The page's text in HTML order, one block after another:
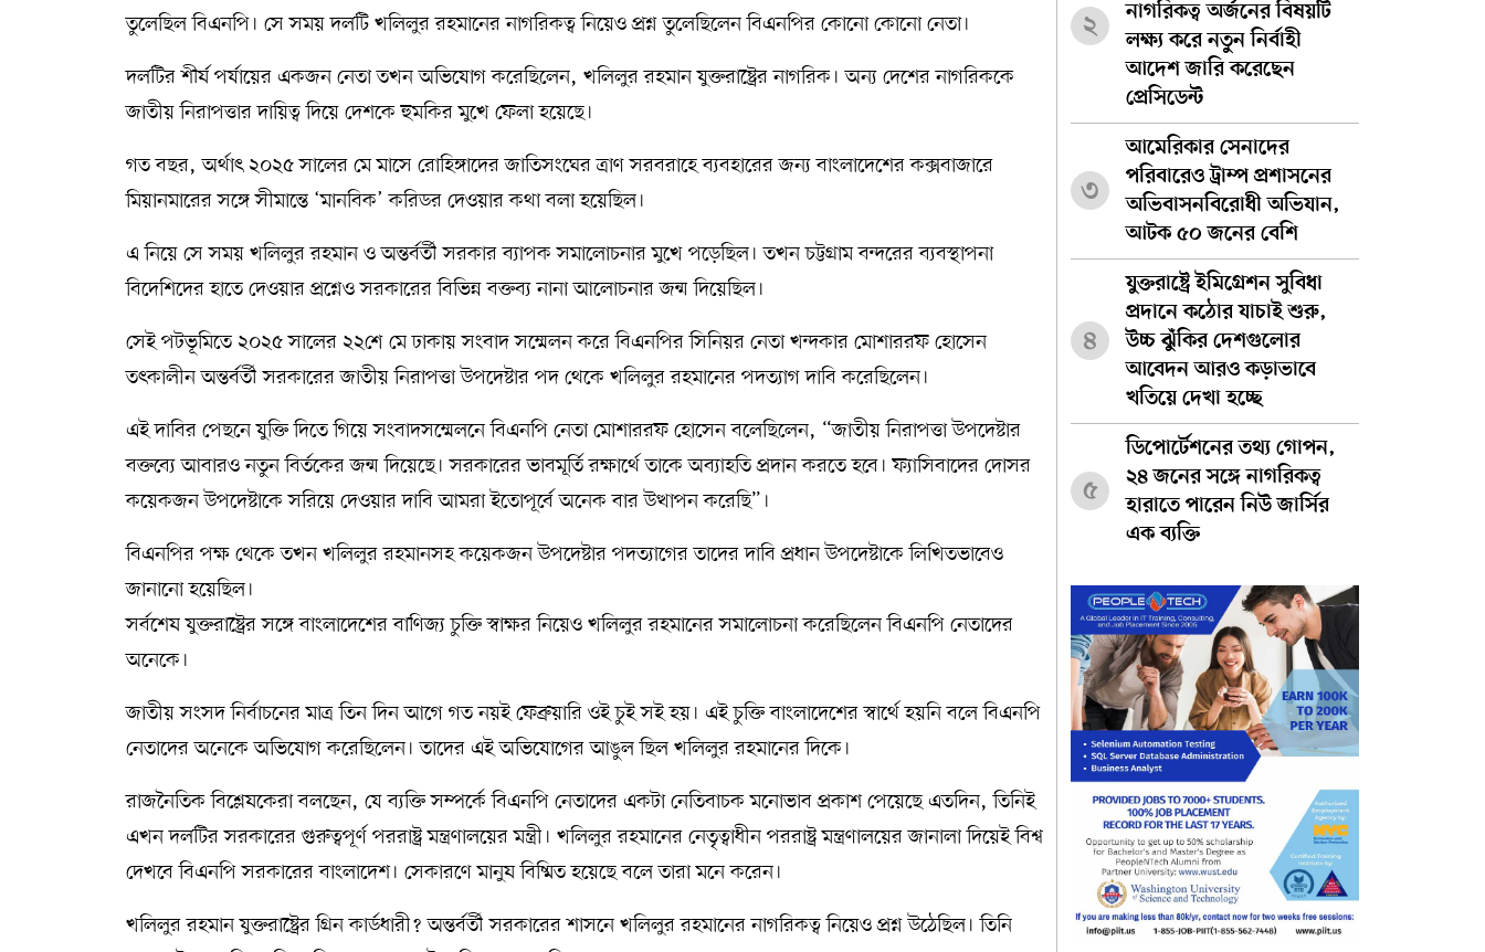
তুলেছিল বিএনপি। সে সময় দলটি খলিলুর রহমানের নাগরিকত্ব নিয়েও প্রশ্ন তুলেছিলেন বিএনপির কোনো কোনো নেতা।
দলটির শীর্ষ পর্যায়ের একজন নেতা তখন অভিযোগ করেছিলেন, খলিলুর রহমান যুক্তরাষ্ট্রের নাগরিক। অন্য দেশের নাগরিককে
জাতীয় নিরাপত্তার দায়িত্ব দিয়ে দেশকে হুমকির মুখে ফেলা হয়েছে।
গত বছর, অর্থাৎ ২০২৫ সালের মে মাসে রোহিঙ্গাদের জাতিসংঘের ত্রাণ সরবরাহে ব্যবহারের জন্য বাংলাদেশের কক্সবাজারে
মিয়ানমারের সঙ্গে সীমান্তে ‘মানবিক’ করিডর দেওয়ার কথা বলা হয়েছিল।
এ নিয়ে সে সময় খলিলুর রহমান ও অন্তর্বর্তী সরকার ব্যাপক সমালোচনার মুখে পড়েছিল। তখন চট্টগ্রাম বন্দরের ব্যবস্থাপনা
বিদেশিদের হাতে দেওয়ার প্রশ্নেও সরকারের বিভিন্ন বক্তব্য নানা আলোচনার জন্ম দিয়েছিল।
সেই পটভূমিতে ২০২৫ সালের ২২শে মে ঢাকায় সংবাদ সম্মেলন করে বিএনপির সিনিয়র নেতা খন্দকার মোশাররফ হোসেন
তৎকালীন অন্তর্বর্তী সরকারের জাতীয় নিরাপত্তা উপদেষ্টার পদ থেকে খলিলুর রহমানের পদত্যাগ দাবি করেছিলেন।
এই দাবির পেছনে যুক্তি দিতে গিয়ে সংবাদসম্মেলনে বিএনপি নেতা মোশাররফ হোসেন বলেছিলেন, “জাতীয় নিরাপত্তা উপদেষ্টার
বক্তব্যে আবারও নতুন বির্তকের জন্ম দিয়েছে। সরকারের ভাবমূর্তি রক্ষার্থে তাকে অব্যাহতি প্রদান করতে হবে। ফ্যাসিবাদের দোসর
কয়েকজন উপদেষ্টাকে সরিয়ে দেওয়ার দাবি আমরা ইতোপূর্বে অনেক বার উত্থাপন করেছি”।
বিএনপির পক্ষ থেকে তখন খলিলুর রহমানসহ কয়েকজন উপদেষ্টার পদত্যাগের তাদের দাবি প্রধান উপদেষ্টাকে লিখিতভাবেও
জানানো হয়েছিল।
সর্বশেষ যুক্তরাষ্ট্রের সঙ্গে বাংলাদেশের বাণিজ্য চুক্তি স্বাক্ষর নিয়েও খলিলুর রহমানের সমালোচনা করেছিলেন বিএনপি নেতাদের
অনেকে।
জাতীয় সংসদ নির্বাচনের মাত্র তিন দিন আগে গত নয়ই ফেব্রুয়ারি ওই চুই সই হয়। এই চুক্তি বাংলাদেশের স্বার্থে হয়নি বলে বিএনপি
নেতাদের অনেকে অভিযোগ করেছিলেন। তাদের এই অভিযোগের আঙুল ছিল খলিলুর রহমানের দিকে।
রাজনৈতিক বিশ্লেষকেরা বলছেন, যে ব্যক্তি সম্পর্কে বিএনপি নেতাদের একটা নেতিবাচক মনোভাব প্রকাশ পেয়েছে এতদিন, তিনিই
এখন দলটির সরকারের গুরুত্বপূর্ণ পররাষ্ট্র মন্ত্রণালয়ের মন্ত্রী। খলিলুর রহমানের নেতৃত্বাধীন পররাষ্ট্র মন্ত্রণালয়ের জানালা দিয়েই বিশ্ব
দেখবে বিএনপি সরকারের বাংলাদেশ। সেকারণে মানুষ বিষ্মিত হয়েছে বলে তারা মনে করেন।
খলিলুর রহমান যুক্তরাষ্ট্রের গ্রিন কার্ডধারী? অন্তর্বর্তী সরকারের শাসনে খলিলুর রহমানের নাগরিকত্ব নিয়েও প্রশ্ন উঠেছিল। তিনি
২
নাগরিকত্ব অর্জনের বিষয়টি
লক্ষ্য করে নতুন নির্বাহী
আদেশ জারি করেছেন
প্রেসিডেন্ট
৩
আমেরিকার সেনাদের
পরিবারেও ট্রাম্প প্রশাসনের
অভিবাসনবিরোধী অভিযান,
আটক ৫০ জনের বেশি
৪
যুক্তরাষ্ট্রে ইমিগ্রেশন সুবিধা
প্রদানে কঠোর যাচাই শুরু,
উচ্চ ঝুঁকির দেশগুলোর
আবেদন আরও কড়াভাবে
খতিয়ে দেখা হচ্ছে
৫
ডিপোর্টেশনের তথ্য গোপন,
২৪ জনের সঙ্গে নাগরিকত্ব
হারাতে পারেন নিউ জার্সির
এক ব্যক্তি